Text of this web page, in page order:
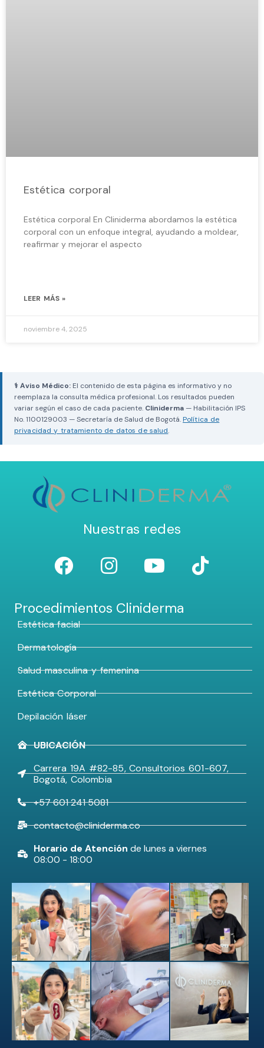
Estética corporal
Estética corporal En Cliniderma abordamos la estética
corporal con un enfoque integral, ayudando a moldear,
reafirmar y mejorar el aspecto
LEER MÁS »
noviembre 4, 2025
⚕ Aviso Médico: El contenido de esta página es informativo y no
reemplaza la consulta médica profesional. Los resultados pueden
variar según el caso de cada paciente. Cliniderma — Habilitación IPS
No. 1100129003 — Secretaría de Salud de Bogotá.Política de
privacidad y tratamiento de datos de salud.
Nuestras redes
Procedimientos Cliniderma
Estética facial
Dermatología
Salud masculina y femenina
Estética Corporal
Depilación láser
UBICACIÓN
Carrera 19A #82-85, Consultorios 601-607,
Bogotá, Colombia
+57 601 241 5081
contacto@cliniderma.co
Horario de Atención de lunes a viernes
08:00 - 18:00